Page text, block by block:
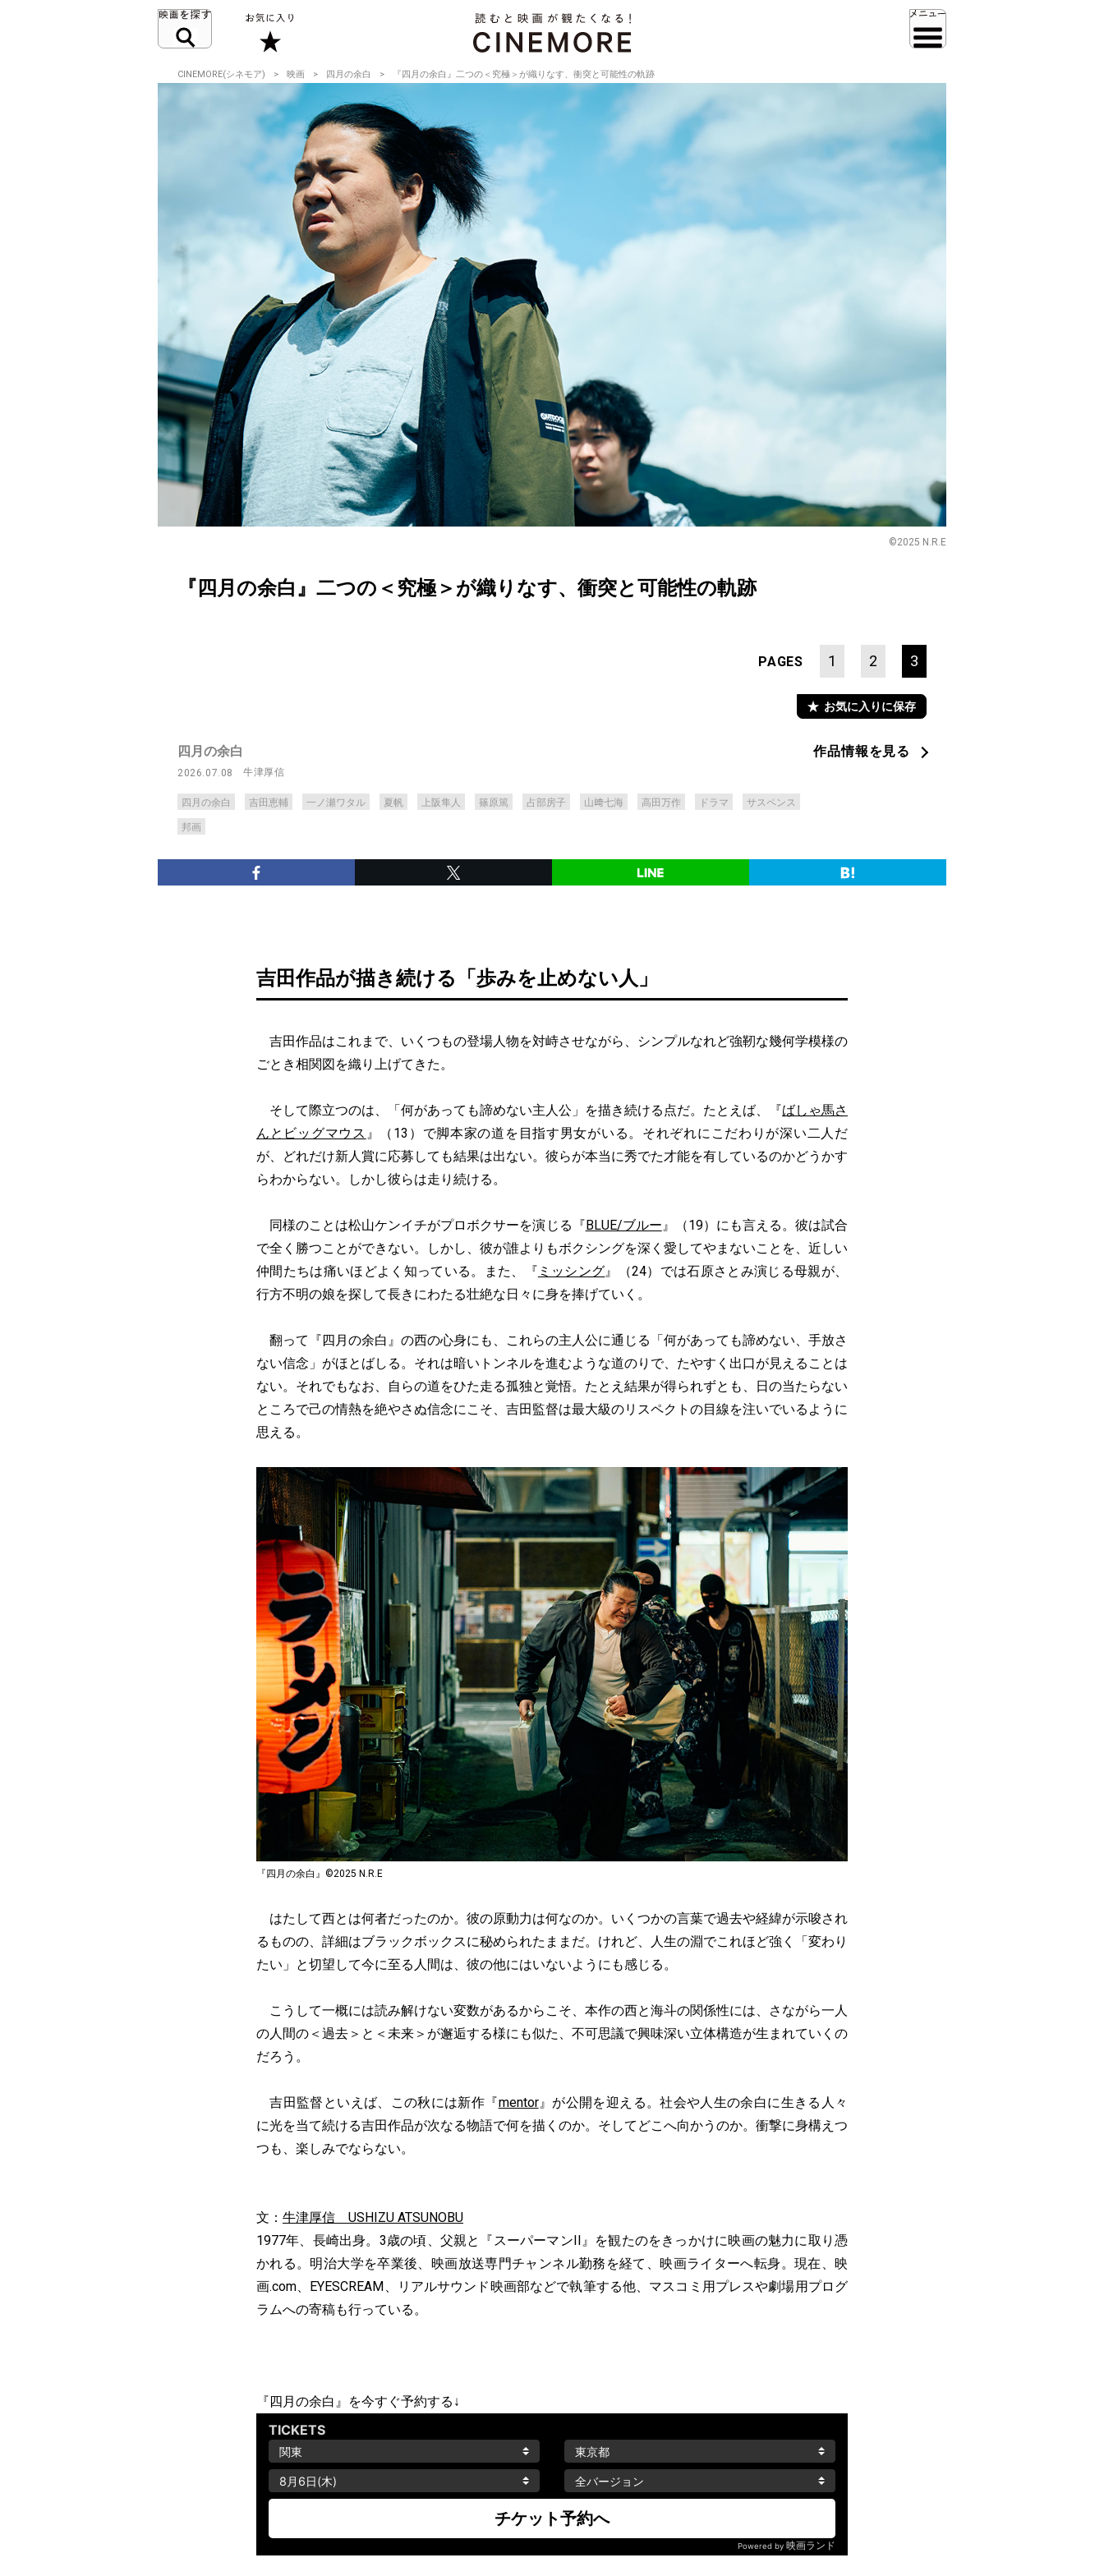
CINEMORE(シネモア) 映画 四月の余白 『四月の余白』二つの＜究極＞が織りなす、衝突と可能性の軌跡
©2025 N.R.E
『四月の余白』二つの＜究極＞が織りなす、衝突と可能性の軌跡
PAGES 1 2 3
お気に入りに保存
四月の余白
2026.07.08 牛津厚信
四月の余白 吉田恵輔 一ノ瀬ワタル 夏帆 上阪隼人 篠原篤 占部房子 山﨑七海 高田万作 ドラマ サスペンス
邦画
作品情報を見る
吉田作品が描き続ける「歩みを止めない人」
吉田作品はこれまで、いくつもの登場人物を対峙させながら、シンプルなれど強靭な幾何学模様の
ごとき相関図を織り上げてきた。
そして際立つのは、「何があっても諦めない主人公」を描き続ける点だ。たとえば、『ばしゃ馬さ
んとビッグマウス 』（13）で脚本家の道を目指す男女がいる。それぞれにこだわりが深い二人だ
が、どれだけ新人賞に応募しても結果は出ない。彼らが本当に秀でた才能を有しているのかどうかす
らわからない。しかし彼らは走り続ける。
同様のことは松山ケンイチがプロボクサーを演じる『BLUE/ブルー』（19）にも言える。彼は試合
で全く勝つことができない。しかし、彼が誰よりもボクシングを深く愛してやまないことを、近しい
仲間たちは痛いほどよく知っている。また、『 ミッシング』（24）では石原さとみ演じる母親が、
行方不明の娘を探して長きにわたる壮絶な日々に身を捧げていく。
翻って『四月の余白』の西の心身にも、これらの主人公に通じる「何があっても諦めない、手放さ
ない信念」がほとばしる。それは暗いトンネルを進むような道のりで、たやすく出口が見えることは
ない。それでもなお、自らの道をひた走る孤独と覚悟。たとえ結果が得られずとも、日の当たらない
ところで己の情熱を絶やさぬ信念にこそ、吉田監督は最大級のリスペクトの目線を注いでいるように
思える。
『四月の余白』©2025 N.R.E
はたして西とは何者だったのか。彼の原動力は何なのか。いくつかの言葉で過去や経緯が示唆され
るものの、詳細はブラックボックスに秘められたままだ。けれど、人生の淵でこれほど強く「変わり
たい」と切望して今に至る人間は、彼の他にはいないようにも感じる。
こうして一概には読み解けない変数があるからこそ、本作の西と海斗の関係性には、さながら一人
の人間の＜過去＞と＜未来＞が邂逅する様にも似た、不可思議で興味深い立体構造が生まれていくの
だろう。
吉田監督といえば、この秋には新作『mentor』が公開を迎える。社会や人生の余白に生きる人々
に光を当て続ける吉田作品が次なる物語で何を描くのか。そしてどこへ向かうのか。衝撃に身構えつ
つも、楽しみでならない。
文： 牛津厚信 USHIZU ATSUNOBU
1977年、長崎出身。3歳の頃、父親と『スーパーマンII』を観たのをきっかけに映画の魅力に取り憑
かれる。明治大学を卒業後、映画放送専門チャンネル勤務を経て、映画ライターへ転身。現在、映
画.com、EYESCREAM、リアルサウンド映画部などで執筆する他、マスコミ用プレスや劇場用プログ
ラムへの寄稿も行っている。
『四月の余白』を今すぐ予約する↓